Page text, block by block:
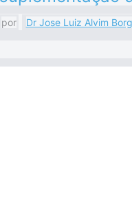
por Dr Jose Luiz Alvim